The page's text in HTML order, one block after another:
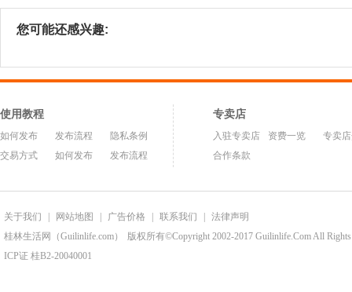
您可能还感兴趣:
使用教程
如何发布 发布流程
隐私条例
交易方式
如何发布 发布流程
专卖店
入驻专卖店 资费一览
专卖
合作条款
关于我们 网站地图 广告价格 联系我们
法律声明
桂林生活网（Guilinlife.com）
版权所有©Copyright 2002-2017 Guilinlife.Com All Rights
ICP证 桂B2-20040001